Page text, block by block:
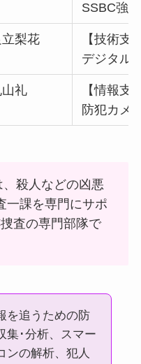
SSBC強
立梨花
【技術支
デジタル
山礼
【情報支
防犯カメ
殺人などの凶悪
一課を専門にサポ
査の専門部隊で
を追うための防
集･分析、スマー
ンの解析、犯人